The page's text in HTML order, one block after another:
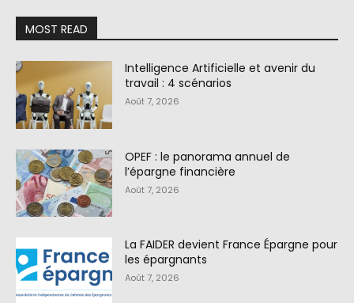
MOST READ
Intelligence Artificielle et avenir du
travail : 4 scénarios
Août 7, 2026
OPEF : le panorama annuel de
l’épargne financière
Août 7, 2026
La FAIDER devient France Épargne pour
les épargnants
Août 7, 2026